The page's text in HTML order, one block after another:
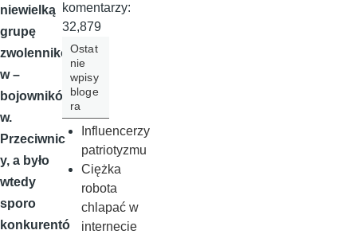
niewielką
grupę
zwolennikó
w –
bojownikó
w.
Przeciwnic
y, a było
wtedy
sporo
konkurentó
komentarzy:
32,879
Ostat
nie
wpisy
bloge
ra
Influencerzy
patriotyzmu
Ciężka
robota
chlapać w
internecie